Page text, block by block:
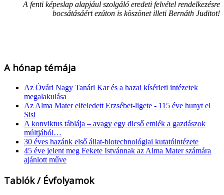
A fenti képeslap alapjául szolgáló eredeti felvétel rendelkezésre
bocsátásáért ezúton is köszönet illeti Bernáth Juditot!
A hónap témája
Az Óvári Nagy Tanári Kar és a hazai kísérleti intézetek
megalakulása
Az Alma Mater elfeledett Erzsébet-ligete - 115 éve hunyt el
Sisi
A konviktus táblája – avagy egy dicső emlék a gazdászok
múltjából…
30 éves hazánk első állat-biotechnológiai kutatóintézete
45 éve jelent meg Fekete Istvánnak az Alma Mater számára
ajánlott műve
Tablók / Évfolyamok